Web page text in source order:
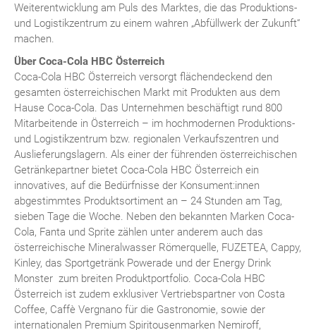
Weiterentwicklung am Puls des Marktes, die das Produktions-
und Logistikzentrum zu einem wahren „Abfüllwerk der Zukunft“
machen.
Über Coca-Cola HBC Österreich
Coca-Cola HBC Österreich versorgt flächendeckend den
gesamten österreichischen Markt mit Produkten aus dem
Hause Coca-Cola. Das Unternehmen beschäftigt rund 800
Mitarbeitende in Österreich – im hochmodernen Produktions-
und Logistikzentrum bzw. regionalen Verkaufszentren und
Auslieferungslagern. Als einer der führenden österreichischen
Getränkepartner bietet Coca-Cola HBC Österreich ein
innovatives, auf die Bedürfnisse der Konsument:innen
abgestimmtes Produktsortiment an – 24 Stunden am Tag,
sieben Tage die Woche. Neben den bekannten Marken Coca-
Cola, Fanta und Sprite zählen unter anderem auch das
österreichische Mineralwasser Römerquelle, FUZETEA, Cappy,
Kinley, das Sportgetränk Powerade und der Energy Drink
Monster zum breiten Produktportfolio. Coca-Cola HBC
Österreich ist zudem exklusiver Vertriebspartner von Costa
Coffee, Caffè Vergnano für die Gastronomie, sowie der
internationalen Premium Spiritousenmarken Nemiroff,